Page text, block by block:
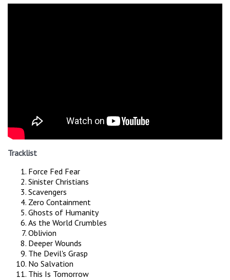
Tracklist
Force Fed Fear
Sinister Christians
Scavengers
Zero Containment
Ghosts of Humanity
As the World Crumbles
Oblivion
Deeper Wounds
The Devil's Grasp
No Salvation
This Is Tomorrow